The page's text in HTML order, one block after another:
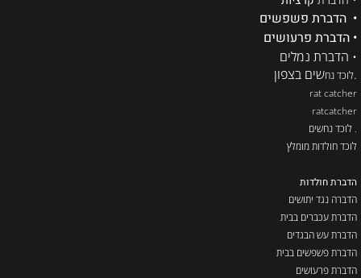
• הדברת פשפשים
• הדברת פרעושים
• הדברת נמלים
.לוכד נחשים בצפון
rat catcher
ratcatcher
. לוכד נחשים
לוכד חולדות מומלץ
הדברת חולדות
הדברה נגד יתושים
הדברת עכברים בבית
הדברת עש הבגדים
הדברת פשפשים בבית
הדברת פרעושים